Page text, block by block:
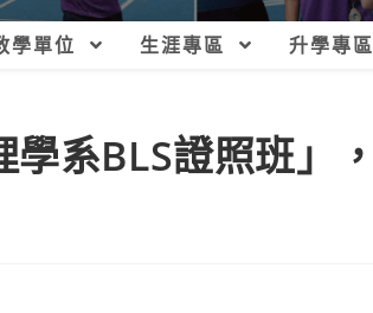
學單位 生涯專區 升學專區
系BLS證照班」，